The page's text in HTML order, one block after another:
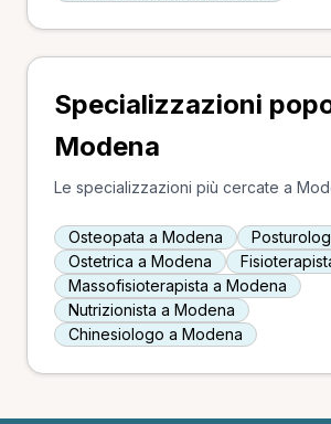
Specializzazioni
Modena
Le specializzazioni più cercate a
Osteopata a Modena
Ostetrica a Modena
Massofisioterapista a Modena
Nutrizionista a Modena
Chinesiologo a Modena